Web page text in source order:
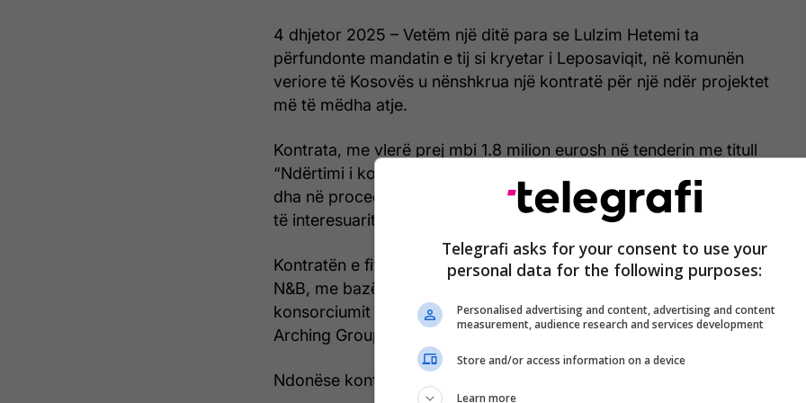
4 dhjetor 2025 – Vetëm një ditë para se Lulzim Hetemi ta
përfundonte mandatin e tij si kryetar i Leposaviqit, në komunën
veriore të Kosovës u nënshkrua një kontratë për një ndër projektet
më të mëdha atje.
Kontrata, me vlerë prej mbi 1.8 milion eurosh në tenderin me titull
“Ndërtimi i kompleksit të bazenit olimpik në Leposaviq - Faza 1”, u
dha në procedurë të negociuar, pra pa tender të hapur për të gjithë
të interesuarit.
Kontratën e fitoi një konsorcium i kompanive, me në krye kompaninë
N&B, me bazë në Skenderaj dhe me pronar Niman Babajn. Pjesë e
konsorciumit u listuan edhe kompanitë Kushtrimi NM, B&V Plus dhe
Arching Group.
Ndonëse kontrata u nënshkrua, punimet nuk filluan asnjëherë.
Telegrafi asks for your consent to use your
personal data for the following purposes:
Personalised advertising and content, advertising and content
measurement, audience research and services development
Store and/or access information on a device
Learn more